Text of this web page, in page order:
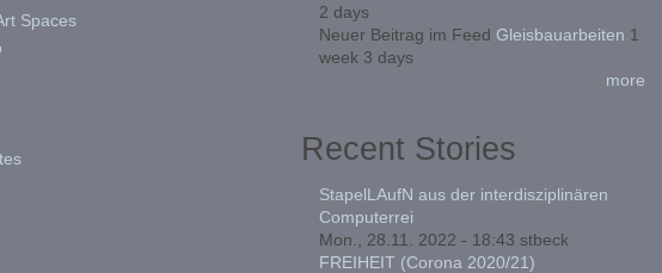
Spaces
2 days
Neuer Beitrag im Feed Gleisbauarbeiten 1
week 3 days
more
Recent Stories
StapelLAufN aus der interdisziplinären
Computerrei
Mon., 28.11. 2022 - 18:43 stbeck
FREIHEIT (Corona 2020/21)